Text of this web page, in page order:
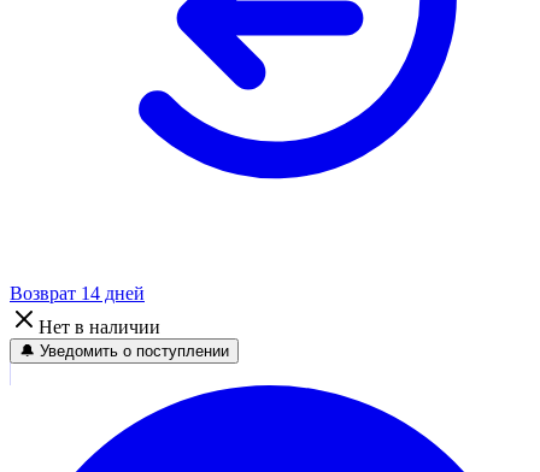
Возврат 14 дней
Нет в наличии
🔔 Уведомить о поступлении